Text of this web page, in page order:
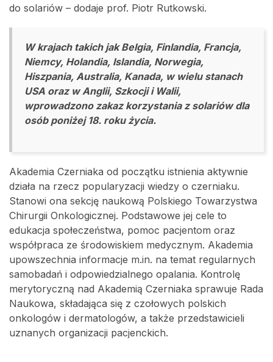
do solariów – dodaje prof. Piotr Rutkowski.
W krajach takich jak Belgia, Finlandia, Francja,
Niemcy, Holandia, Islandia, Norwegia,
Hiszpania, Australia, Kanada, w wielu stanach
USA oraz w Anglii, Szkocji i Walii,
wprowadzono zakaz korzystania z solariów dla
osób poniżej 18. roku życia.
Akademia Czerniaka od początku istnienia aktywnie
działa na rzecz popularyzacji wiedzy o czerniaku.
Stanowi ona sekcję naukową Polskiego Towarzystwa
Chirurgii Onkologicznej. Podstawowe jej cele to
edukacja społeczeństwa, pomoc pacjentom oraz
współpraca ze środowiskiem medycznym. Akademia
upowszechnia informacje m.in. na temat regularnych
samobadań i odpowiedzialnego opalania. Kontrolę
merytoryczną nad Akademią Czerniaka sprawuje Rada
Naukowa, składająca się z czołowych polskich
onkologów i dermatologów, a także przedstawicieli
uznanych organizacji pacjenckich.